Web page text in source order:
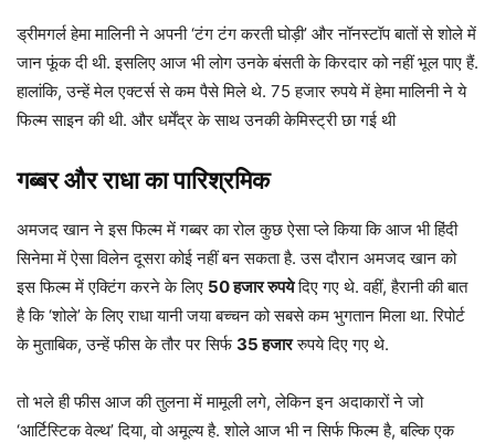
ड्रीमगर्ल हेमा मालिनी ने अपनी ‘टंग टंग करती घोड़ी’ और नॉनस्टॉप बातों से शोले में
जान फूंक दी थी. इसलिए आज भी लोग उनके बंसती के किरदार को नहीं भूल पाए हैं.
हालांकि, उन्हें मेल एक्टर्स से कम पैसे मिले थे. 75 हजार रुपये में हेमा मालिनी ने ये
फिल्म साइन की थी. और धर्मेंद्र के साथ उनकी केमिस्ट्री छा गई थी
गब्बर और राधा का पारिश्रमिक
अमजद खान ने इस फिल्म में गब्बर का रोल कुछ ऐसा प्ले किया कि आज भी हिंदी
सिनेमा में ऐसा विलेन दूसरा कोई नहीं बन सकता है. उस दौरान अमजद खान को
इस फिल्म में एक्टिंग करने के लिए 50हजार रुपयेदिए गए थे. वहीं, हैरानी की बात
है कि ‘शोले’ के लिए राधा यानी जया बच्चन को सबसे कम भुगतान मिला था. रिपोर्ट
के मुताबिक, उन्हें फीस के तौर पर सिर्फ 35हजाररुपये दिए गए थे.
तो भले ही फीस आज की तुलना में मामूली लगे, लेकिन इन अदाकारों ने जो
‘आर्टिस्टिक वेल्थ’ दिया, वो अमूल्य है. शोले आज भी न सिर्फ फिल्म है, बल्कि एक